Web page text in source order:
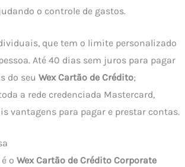
o controle de gastos.
que tem o limite personalizado
Até 40 dias sem juros para pagar
do seu Wex Cartão de Crédito;
a rede credenciada Mastercard,
vantagens para pagar e prestar contas.
o Wex Cartão de Crédito Corporate